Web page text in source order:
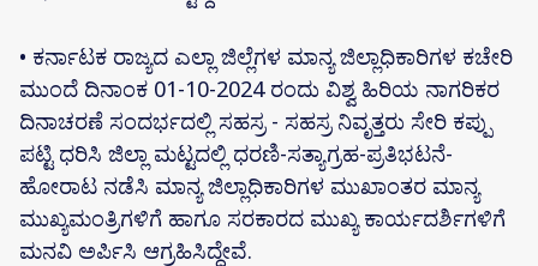
• ಕರ್ನಾಟಕ ರಾಜ್ಯದ ಎಲ್ಲಾ ಜಿಲ್ಲೆಗಳ ಮಾನ್ಯ ಜಿಲ್ಲಾಧಿಕಾರಿಗಳ ಕಚೇರಿ
ಮುಂದೆ ದಿನಾಂಕ 01-10-2024 ರಂದು ವಿಶ್ವ ಹಿರಿಯ ನಾಗರಿಕರ
ದಿನಾಚರಣೆ ಸಂದರ್ಭದಲ್ಲಿ ಸಹಸ್ರ - ಸಹಸ್ರ ನಿವೃತ್ತರು ಸೇರಿ ಕಪ್ಪು
ಪಟ್ಟಿ ಧರಿಸಿ ಜಿಲ್ಲಾ ಮಟ್ಟದಲ್ಲಿ ಧರಣಿ-ಸತ್ಯಾಗ್ರಹ-ಪ್ರತಿಭಟನೆ-
ಹೋರಾಟ ನಡೆಸಿ ಮಾನ್ಯ ಜಿಲ್ಲಾಧಿಕಾರಿಗಳ ಮುಖಾಂತರ ಮಾನ್ಯ
ಮುಖ್ಯಮಂತ್ರಿಗಳಿಗೆ ಹಾಗೂ ಸರಕಾರದ ಮುಖ್ಯ ಕಾರ್ಯದರ್ಶಿಗಳಿಗೆ
ಮನವಿ ಅರ್ಪಿಸಿ ಆಗ್ರಹಿಸಿದ್ದೇವೆ.